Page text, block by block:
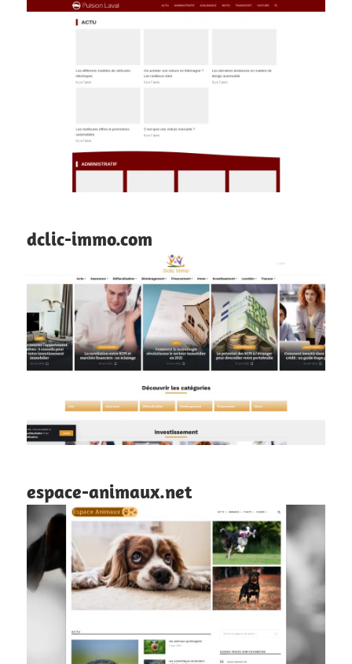
dclic-immo.com
espace-animaux.net